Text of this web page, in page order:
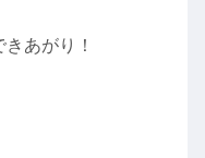
あがり！